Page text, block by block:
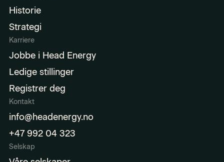
Historie
Strategi
Karriere
Jobbe i Head Energy
Ledige stillinger
Registrer deg
Kontakt
info@headenergy.no
+47 992 04 323
Selskap